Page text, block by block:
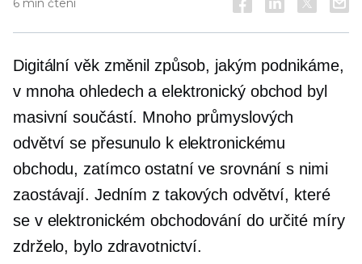
6 min čtení
Digitální věk změnil způsob, jakým podnikáme,
v mnoha ohledech a elektronický obchod byl
masivní součástí. Mnoho průmyslových
odvětví se přesunulo k elektronickému
obchodu, zatímco ostatní ve srovnání s nimi
zaostávají. Jedním z takových odvětví, které
se v elektronickém obchodování do určité míry
zdrželo, bylo zdravotnictví.